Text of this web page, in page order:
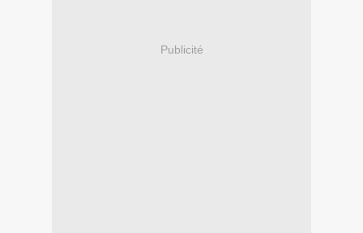
Publicité